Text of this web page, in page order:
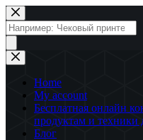
Перейти
к
сути
Поиск
товаров
Home
My account
Бесплатная онлайн
продуктам и техники
Блог